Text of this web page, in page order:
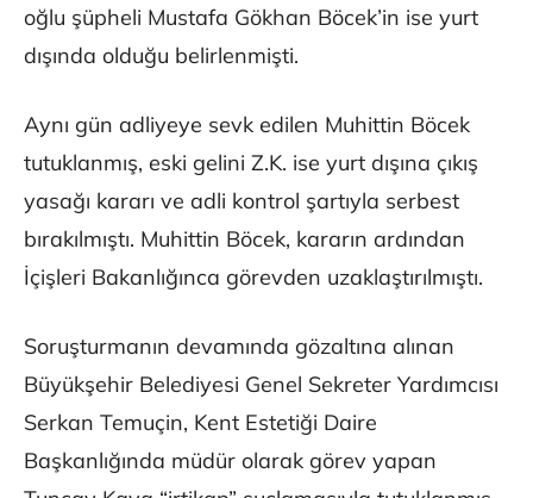
oğlu şüpheli Mustafa Gökhan Böcek’in ise yurt
dışında olduğu belirlenmişti.
Aynı gün adliyeye sevk edilen Muhittin Böcek
tutuklanmış, eski gelini Z.K. ise yurt dışına çıkış
yasağı kararı ve adli kontrol şartıyla serbest
bırakılmıştı. Muhittin Böcek, kararın ardından
İçişleri Bakanlığınca görevden uzaklaştırılmıştı.
Soruşturmanın devamında gözaltına alınan
Büyükşehir Belediyesi Genel Sekreter Yardımcısı
Serkan Temuçin, Kent Estetiği Daire
Başkanlığında müdür olarak görev yapan